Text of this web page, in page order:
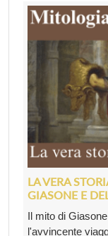
LA VERA
GIASONE E
Il mito di
l'avvincente